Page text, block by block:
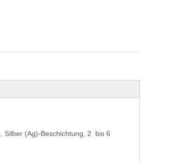
Silber (Ag)-Beschichtung, 2 bis 6